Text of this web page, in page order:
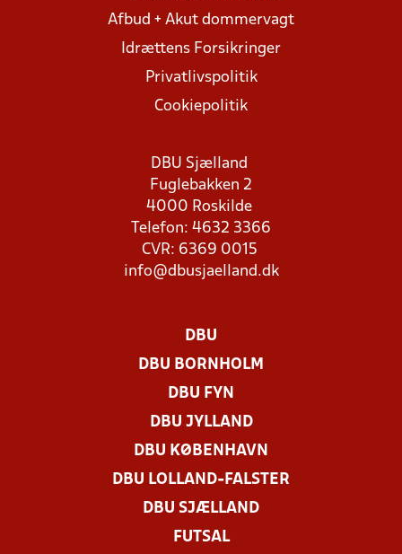
Afbud + Akut dommervagt
Idrættens Forsikringer
Privatlivspolitik
Cookiepolitik
DBU Sjælland
Fuglebakken 2
4000 Roskilde
Telefon: 4632 3366
CVR: 6369 0015
info@dbusjaelland.dk
DBU
DBU BORNHOLM
DBU FYN
DBU JYLLAND
DBU KØBENHAVN
DBU LOLLAND-FALSTER
DBU SJÆLLAND
FUTSAL